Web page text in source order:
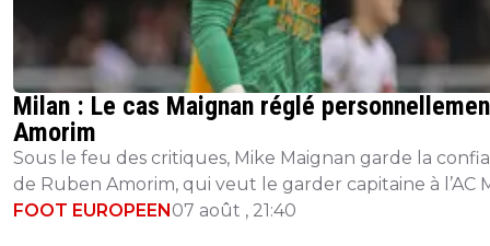
Milan : Le cas Maignan réglé
Amorim
Sous le feu des critiques, Mike Maignan garde la
de Ruben Amorim, qui veut le garder capitaine à l’AC
FOOT EUROPEEN07 août , 21:40